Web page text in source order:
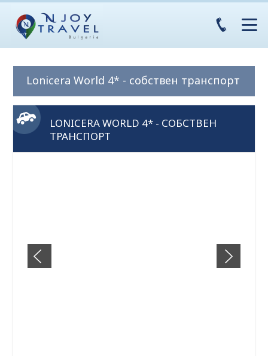
Lonicera World 4* - собствен транспорт
LONICERA WORLD 4* - СОБСТВЕН
ТРАНСПОРТ